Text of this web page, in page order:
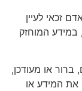
תשמ"א-1981, כל אדם זכאי לעיין
במידע המוחזק
ברור או מעודכן,
המידע או